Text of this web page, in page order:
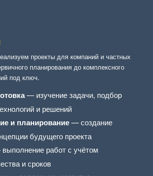
проекты для компаний и частных
планирования до комплексного
под ключ.
— изучение задачи, подбор
и решений
и планирование— создание
будущего проекта
работ с учётом
и сроков